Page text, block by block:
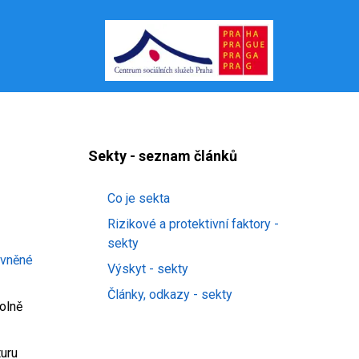
Sekty - seznam článků
Co je sekta
Rizikové a protektivní faktory -
sekty
Výskyt - sekty
Články, odkazy - sekty